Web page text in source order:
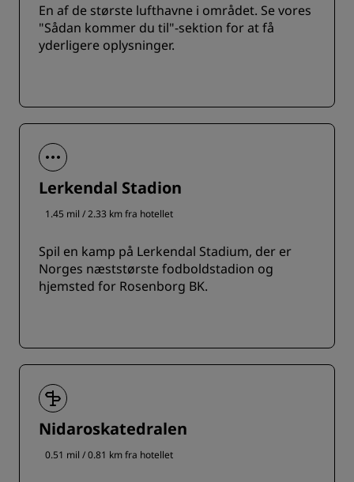
En af de største lufthavne i området. Se vores
"Sådan kommer du til"-sektion for at få
yderligere oplysninger.
Lerkendal Stadion
1.45 mil / 2.33 km fra hotellet
Spil en kamp på Lerkendal Stadium, der er
Norges næststørste fodboldstadion og
hjemsted for Rosenborg BK.
Nidaroskatedralen
0.51 mil / 0.81 km fra hotellet